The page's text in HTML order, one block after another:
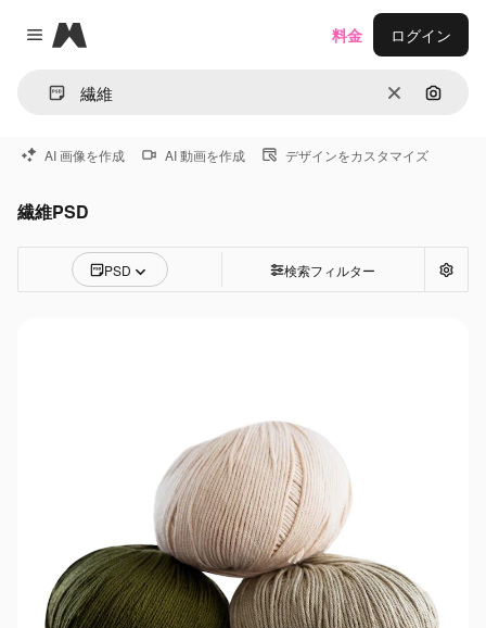
Close menu
Magnific
消去 画像で
料金 ログイン
AI 画像を作成 AI 動画を作成 デザインをカスタマイズ
繊維PSD
PSD 検索フィルター